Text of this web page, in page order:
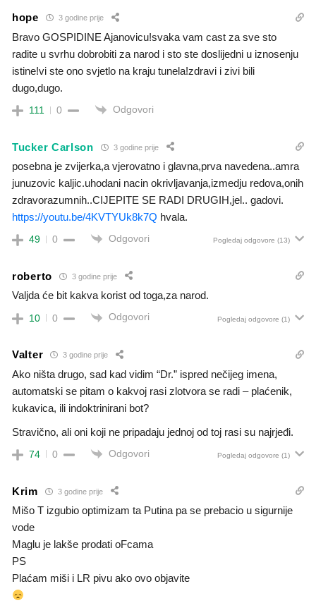
hope 3 godine prije
Bravo GOSPIDINE Ajanovicu!svaka vam cast za sve sto
radite u svrhu dobrobiti za narod i sto ste doslijedni u iznosenju
istine!vi ste ono svjetlo na kraju tunela!zdravi i zivi bili
dugo,dugo.
111 0 Odgovori
Tucker Carlson 3 godine prije
posebna je zvijerka,a vjerovatno i glavna,prva navedena..amra
junuzovic kaljic.uhodani nacin okrivljavanja,izmedju redova,onih
zdravorazumnih..CIJEPITE SE RADI DRUGIH,jel.. gadovi.
https://youtu.be/4KVTYUk8k7Q hvala.
49 0 Odgovori Pogledaj odgovore (13)
roberto 3 godine prije
Valjda će bit kakva korist od toga,za narod.
10 0 Odgovori Pogledaj odgovore (1)
Valter 3 godine prije
Ako ništa drugo, sad kad vidim “Dr.” ispred nečijeg imena,
automatski se pitam o kakvoj rasi zlotvora se radi – plaćenik,
kukavica, ili indoktrinirani bot?
Stravično, ali oni koji ne pripadaju jednoj od toj rasi su najrjeđi.
74 0 Odgovori Pogledaj odgovore (1)
Krim 3 godine prije
Mišo T izgubio optimizam ta Putina pa se prebacio u sigurnije
vode
Maglu je lakše prodati oFcama
PS
Plaćam miši i LR pivu ako ovo objavite